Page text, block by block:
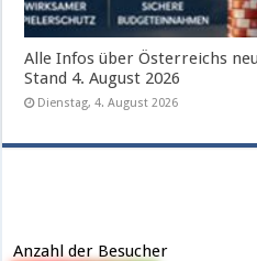
Alle Infos über Österreichs
Stand 4. August 2026
Dienstag, 4. August 2026
Anzahl der Besucher